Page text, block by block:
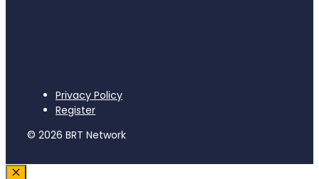
Privacy Policy
Register
© 2026 BRT Network